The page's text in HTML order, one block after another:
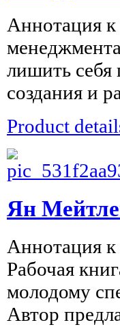
Аннотация
лишить
создания и
Product
Ян
Аннотация
Рабочая
молодому
Автор